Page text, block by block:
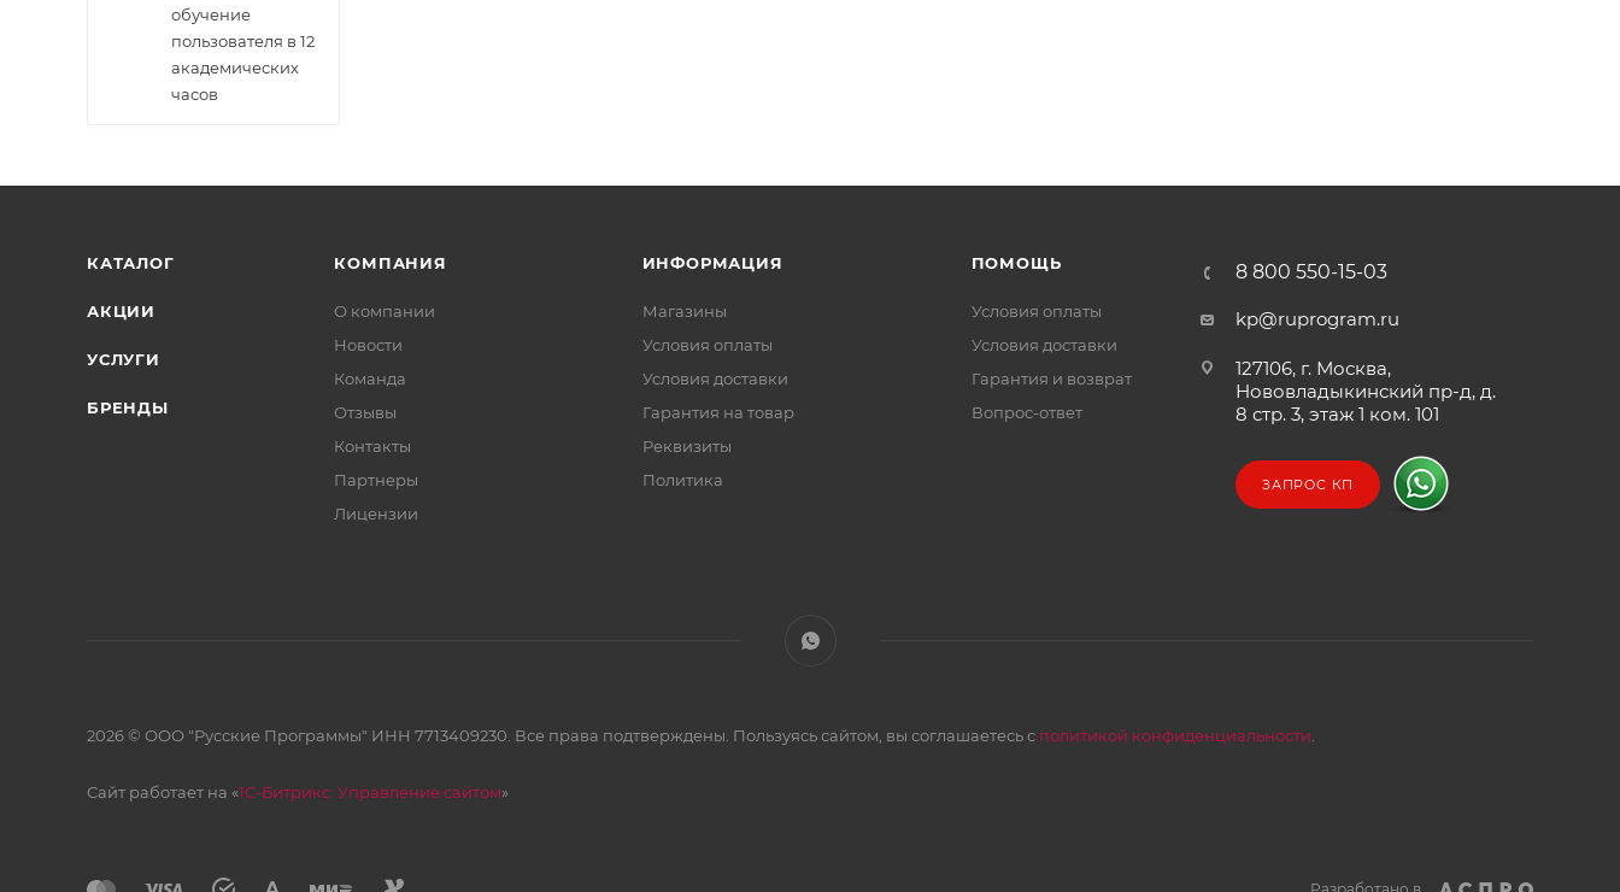
обучение
пользователя в 12
академических
часов
КАТАЛОГ
АКЦИИ
УСЛУГИ
БРЕНДЫ
КОМПАНИЯ
О компании
Новости
Команда
Отзывы
Контакты
Партнеры
Лицензии
ИНФОРМАЦИЯ
Магазины
Условия оплаты
Условия доставки
Гарантия на товар
Реквизиты
Политика
ПОМОЩЬ
Условия оплаты
Условия доставки
Гарантия и возврат
Вопрос-ответ
8 800 550-15-03
kp@ruprogram.ru
127106, г. Москва,
Нововладыкинский пр-д, д.
8 стр. 3, этаж 1 ком. 101
ЗАПРОС КП
2026 © ООО "Русские Программы" ИНН 7713409230. Все права подтверждены. Пользуясь сайтом, вы соглашаетесь с политикой конфиденциальности
Сайт работает на «1С-Битрикс: Управление сайтом»